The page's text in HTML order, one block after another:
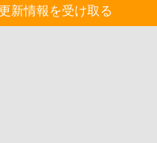
新情報を受け取る